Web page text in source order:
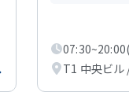
T1 中央ビル